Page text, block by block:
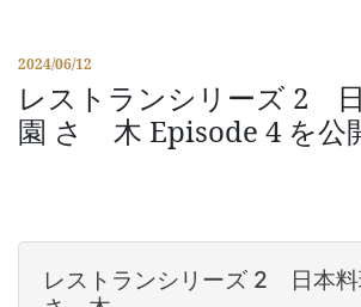
2024/06/12
レストランシリーズ 2
園 さゝ木 Episode 4 を公
レストランシリーズ 2 日本